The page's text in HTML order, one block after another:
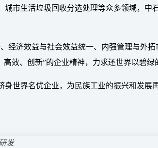
市生活垃圾回收分选处理等众多领域，
经济效益与社会效益统一、内强管理与外
效、创新”的企业精神，力求还世界以碧绿
世界名优企业，为民族工业的振兴和发展